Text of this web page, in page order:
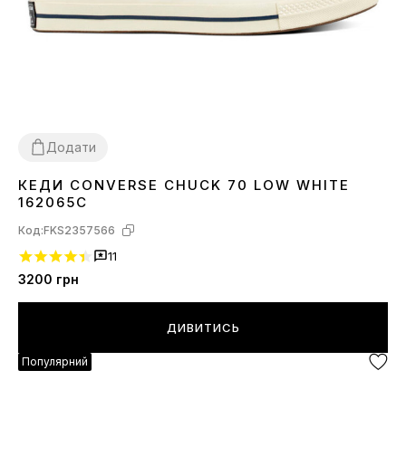
Додати
3839414243 44
КЕДИ CONVERSE CHUCK 70 LOW WHITE
162065C
Код:FKS2357566
11
3200 грн
ДИВИТИСЬ
Популярний